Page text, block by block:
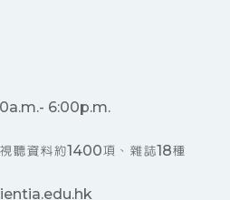
6:00p.m.
聽資料約1400項、雜誌18種